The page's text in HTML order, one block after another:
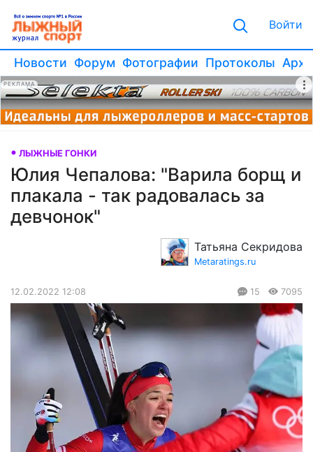
Войти
Новости Форум Фотографии Протоколы
РЕКЛАМА
ЛЫЖНЫЕ ГОНКИ
Юлия Чепалова: "Варила борщ и
плакала - так радовалась за
девчонок"
Татьяна Секридова
Metaratings.ru
12.02.2022 12:08 15 7095